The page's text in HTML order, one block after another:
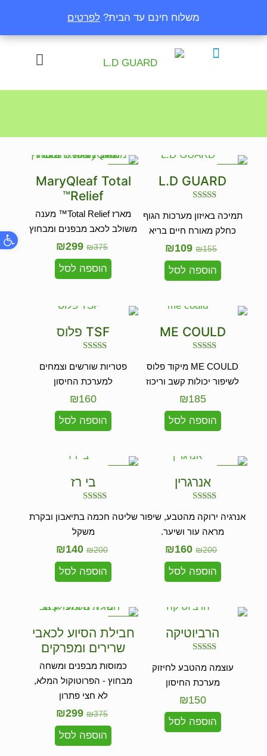
L.D GUARD
4.33
תמיכה באיזון מערכות הגוף
כחלק מאורח חיים בריא
₪155
₪109
הוספה לסל
MaryQleaf Total
Relief™
מארז Total Relief™ מענה
משולב לכאב מבפנים ומבחוץ
₪375
₪299
הוספה לסל
ME COULD
5.00
מתוך 5
ME COULD מיקוד פלוס
לשיפור יכולות קשב וריכוז
₪185
הוספה לסל
TSF פלוס
5.00
פטריות שורשים וצמחים
למערכת החיסון
₪160
הוספה לסל
אנרגרין
5.00
אנרגיה ירוקה מהטבע, שיפור
מראה עור ושיער.
₪200
₪160
הוספה לסל
בי רז
4.33
שליטה חכמה בתיאבון ובקרת
משקל
₪200
₪140
הוספה לסל
הרביוטיקה
5.00
עוצמה מהטבע לחיזוק
מערכת החיסון
₪150
הוספה לסל
חבילת הסיוע לכאבי
שרירים ומפרקים
כמוסות מבפנים ומשחה
מבחוץ - הפרוטוקול המלא,
לא חצי פתרון
₪375
₪299
הוספה לסל
משלוח חינם עד הבית? לפרטים משלוח חינם עד הבית? לפרטים